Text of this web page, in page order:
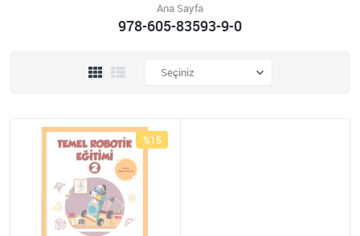
Ana Sayfa
978-605-83593-9-0
%15